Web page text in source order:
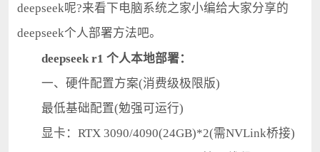
deepseek呢?来看下电脑系统之家小编给大家分享的
deepseek个人部署方法吧。
deepseek r1 个人本地部署：
一、硬件配置方案(消费级极限版)
最低基础配置(勉强可运行)
显卡：RTX 3090/4090(24GB)*2(需NVLink桥接)